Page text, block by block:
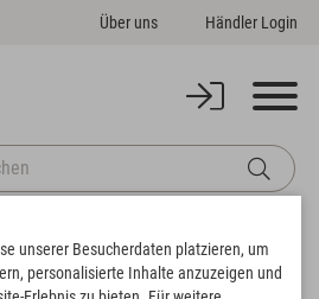
Über uns Händler Login
unserer Besucherdaten platzieren, um
personalisierte Inhalte anzuzeigen und